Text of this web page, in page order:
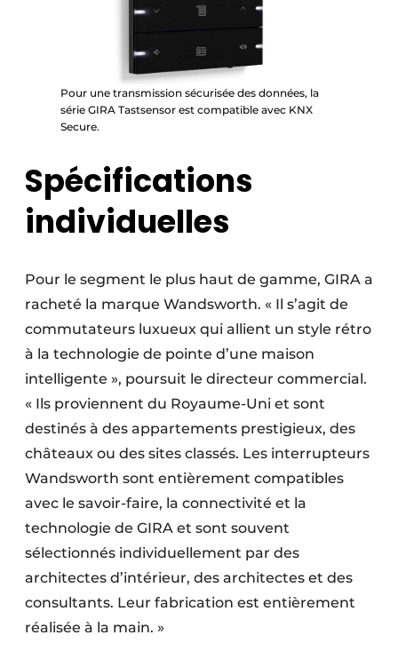
Pour une transmission sécurisée des données, la
série GIRA Tastsensor est compatible avec KNX
Secure.
Spécifications
individuelles
Pour le segment le plus haut de gamme, GIRA a
racheté la marque Wandsworth. « Il s’agit de
commutateurs luxueux qui allient un style rétro
à la technologie de pointe d’une maison
intelligente », poursuit le directeur commercial.
« Ils proviennent du Royaume-Uni et sont
destinés à des appartements prestigieux, des
châteaux ou des sites classés. Les interrupteurs
Wandsworth sont entièrement compatibles
avec le savoir-faire, la connectivité et la
technologie de GIRA et sont souvent
sélectionnés individuellement par des
architectes d’intérieur, des architectes et des
consultants. Leur fabrication est entièrement
réalisée à la main. »